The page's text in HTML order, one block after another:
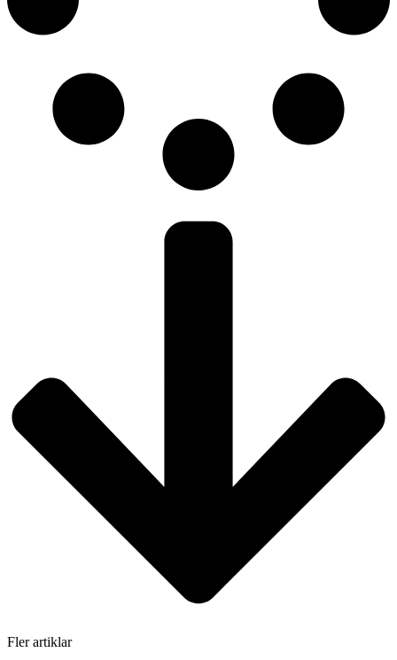
Fler artiklar